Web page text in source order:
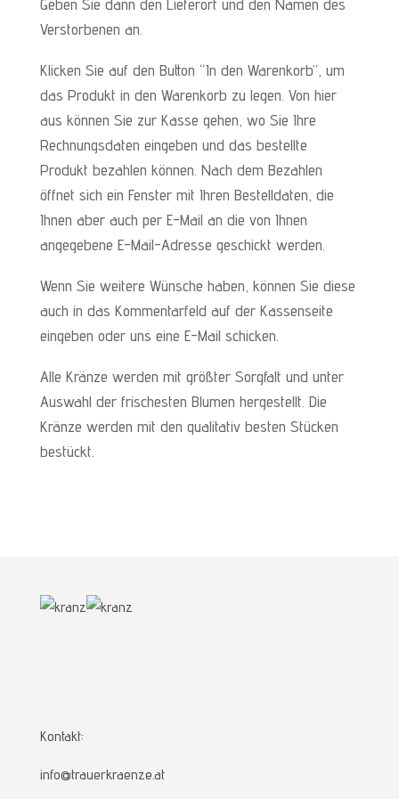
Geben Sie dann den Lieferort und den Namen des
Verstorbenen an.
Klicken Sie auf den Button “In den Warenkorb”, um
das Produkt in den Warenkorb zu legen. Von hier
aus können Sie zur Kasse gehen, wo Sie Ihre
Rechnungsdaten eingeben und das bestellte
Produkt bezahlen können. Nach dem Bezahlen
öffnet sich ein Fenster mit Ihren Bestelldaten, die
Ihnen aber auch per E-Mail an die von Ihnen
angegebene E-Mail-Adresse geschickt werden.
Wenn Sie weitere Wünsche haben, können Sie diese
auch in das Kommentarfeld auf der Kassenseite
eingeben oder uns eine E-Mail schicken.
Alle Kränze werden mit größter Sorgfalt und unter
Auswahl der frischesten Blumen hergestellt. Die
Kränze werden mit den qualitativ besten Stücken
bestückt.
Kontakt:
info@trauerkraenze.at